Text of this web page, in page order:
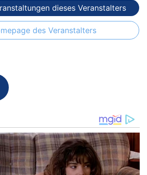
dieses Veranstalters
des Veranstalters